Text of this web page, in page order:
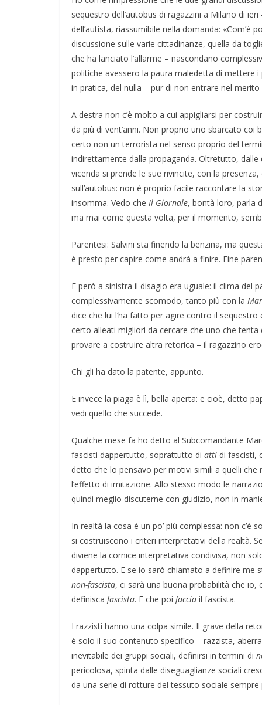
sequestro dell’autobus di ragazzini a Milano di
dell’autista, riassumibile nella domanda: «Com’è
discussione sulle varie cittadinanze, quella da
che ha lanciato l’allarme – nascondano
politiche avessero la paura maledetta di mettere
in pratica, del nulla – pur di non entrare nel merito
A destra non c’è molto a cui appigliarsi per
da più di vent’anni. Non proprio uno sbarcato
certo non un terrorista nel senso proprio del
indirettamente dalla propaganda. Oltretutto,
vicenda si prende le sue rivincite, con la
sull’autobus: non è proprio facile raccontare la
insomma. Vedo che Il Giornale, bontà loro, parla
ma mai come questa volta, per il momento,
Parentesi: Salvini sta finendo la benzina, ma
è presto per capire come andrà a finire. Fine
E però a sinistra il disagio era uguale: il clima del
complessivamente scomodo, tanto più con la
dice che lui l’ha fatto per agire contro il
certo alleati migliori da cercare che uno che
provare a costruire altra retorica – il ragazzino
Chi gli ha dato la patente, appunto.
E invece la piaga è lì, bella aperta: e cioè, detto
vedi quello che succede.
Qualche mese fa ho detto al Subcomandante
fascisti dappertutto, soprattutto di atti di fascisti,
detto che lo pensavo per motivi simili a quelli che
l’effetto di imitazione. Allo stesso modo le
quindi meglio discuterne con giudizio, non in
In realtà la cosa è un po’ più complessa: non
si costruiscono i criteri interpretativi della realtà.
diviene la cornice interpretativa condivisa, non
dappertutto. E se io sarò chiamato a definire me
non-fascista, ci sarà una buona probabilità che
definisca fascista. E che poi faccia il fascista.
I razzisti hanno una colpa simile. Il grave della
è solo il suo contenuto specifico – razzista,
inevitabile dei gruppi sociali, definirsi in termini di
pericolosa, spinta dalle diseguaglianze sociali
da una serie di rotture del tessuto sociale sempre
la Pace di
COORDINATE EVIDENZA
IL
OPINIONI
POLITICA TESTI
Cospirazioni